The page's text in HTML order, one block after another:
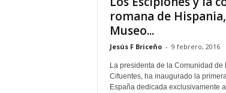
romana de
Museo...
Jesús F Briceño - 9 febrero, 2016
La presidenta de la Comunidad de
Cifuentes, ha inaugurado la
España dedicada exclusivamente